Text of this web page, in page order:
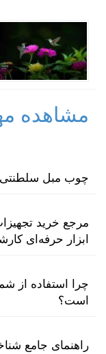
مشاهده
چوب مبل سلطنتی
مرجع خرید
ابزار حرفه‌ای
چرا استفاده از
است؟
راهنمای جامع